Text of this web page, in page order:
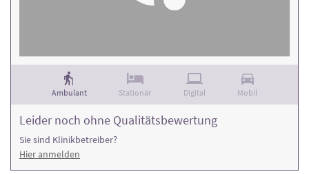
Ambulant Stationär Digital Mobil
Leider noch ohne Qualitätsbewertung
Sie sind Klinikbetreiber?
Hier anmelden